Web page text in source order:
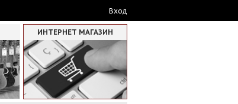
Вход
ИНТЕРНЕТ МАГАЗИН